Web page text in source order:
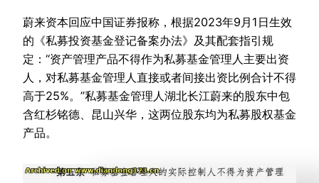
蔚来资本回应中国证券报称，根据2023年9月1日生效
的《私募投资基金登记备案办法》及其配套指引规
定：“资产管理产品不得作为私募基金管理人主要出资
人，对私募基金管理人直接或者间接出资比例合计不得
高于25%。”私募基金管理人湖北长江蔚来的股东中包
含红杉铭德、昆山兴华，这两位股东均为私募股权基金
产品。